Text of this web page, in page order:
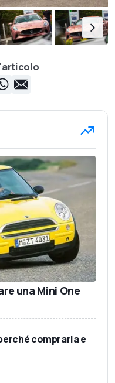
una Mini One
comprarla e